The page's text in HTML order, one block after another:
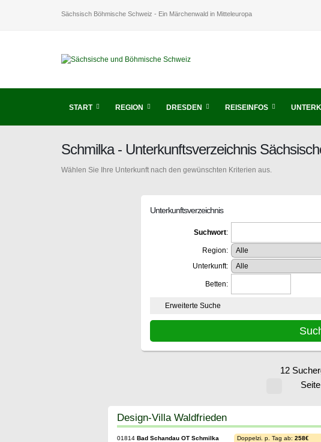
Sächsisch Böhmische Schweiz - Ein Märchenwald in Mitteleuropa
START REGION DRESDEN REISEINFOS
Schmilka - Unterkunftsverzeichnis
Wählen Sie Ihre Unterkunft nach den gewünschten Kriterien aus.
Unterkunftsverzeichnis
Suchwort:
Region:
Unterkunft:
Betten:
Erweiterte Suche
12
Design-Villa Waldfrieden
01814 Bad Schandau OT Schmilka
Doppelzi. p. Tag ab: 258€